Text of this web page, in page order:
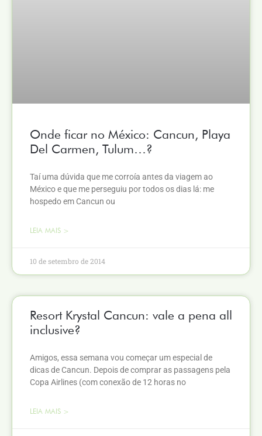
Onde ficar no México: Cancun, Playa
Del Carmen, Tulum…?
Taí uma dúvida que me corroía antes da viagem ao
México e que me perseguiu por todos os dias lá: me
hospedo em Cancun ou
LEIA MAIS >
10 de setembro de 2014
Resort Krystal Cancun: vale a pena all
inclusive?
Amigos, essa semana vou começar um especial de
dicas de Cancun. Depois de comprar as passagens pela
Copa Airlines (com conexão de 12 horas no
LEIA MAIS >